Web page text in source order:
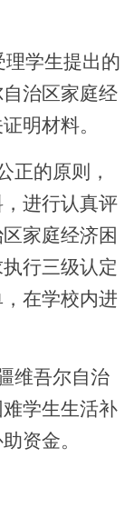
理学生提出的
治区家庭经
明材料。
正的原则，
进行认真评
家庭经济困
执行三级认定
在学校内进
维吾尔自治
学生生活补
资金。